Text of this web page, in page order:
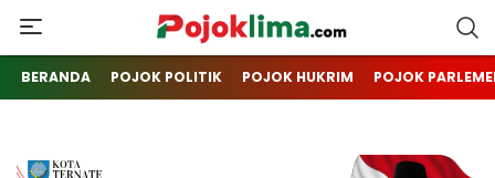
pojoklima.com
Mojokin
BERANDA POJOK POLITIK POJOK HUKRIM POJOK